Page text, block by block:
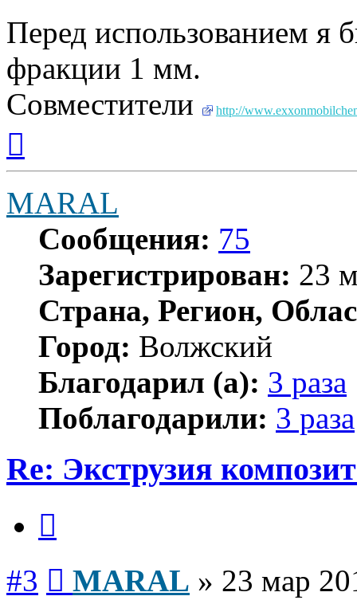
Перед использованием я
фракции 1 мм.
Совместители
http://
началу
MARAL
Сообщения: 75
Зарегистрирован: 23
Страна, Регион,
Город: Волжский
Благодарил (а): 3 раза
Поблагодарили: 3 раза
Re: Экструзия
#3 MARAL » 23 мар